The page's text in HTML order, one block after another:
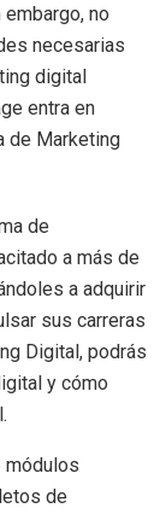
no
necesarias
digital
entra en
de Marketing
de
a más de
a adquirir
sus carreras
Digital, podrás
y cómo
módulos
de